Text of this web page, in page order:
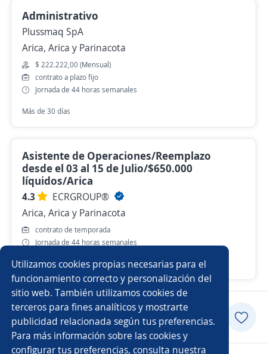
Utilizamos cookies propias necesarias para el
funcionamiento correcto y personalización del
sitio web. También utilizamos cookies de
terceros para fines analíticos y mostrarte
publicidad relacionada según tus preferencias.
Para más información sobre las cookies y
configurar tus preferencias, consulta nuestra
Administrativo
Plussmaq SpA
Arica, Arica y Parinacota
$ 222.222,00 (Mensual)
contrato a plazo fijo
Jornada de 44 horas semanales
Más de 30 días
Asistente de Operaciones/Reemplazo
desde el 03 al 15 de Julio/$650.000
líquidos/Arica
4.3
ECRGROUP®️
Arica, Arica y Parinacota
contrato de temporada
Jornada de 44 horas semanales
27 de julio
Postularme